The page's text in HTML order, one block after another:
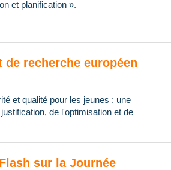
et planification ».
de recherche européen
et qualité pour les jeunes : une
de l'optimisation et de
sur la Journée